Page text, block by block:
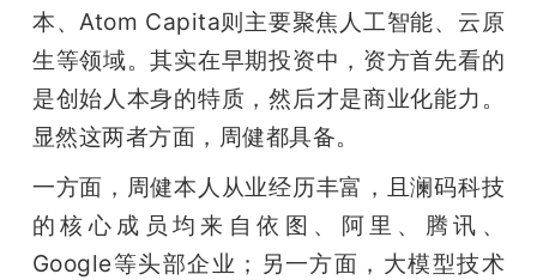
本、Atom Capita则主要聚焦人工智能、云原
生等领域。其实在早期投资中，资方首先看的
是创始人本身的特质，然后才是商业化能力。
显然这两者方面，周健都具备。
一方面，周健本人从业经历丰富，且澜码科技
的核心成员均来自依图、阿里、腾讯、
Google等头部企业；另一方面，大模型技术